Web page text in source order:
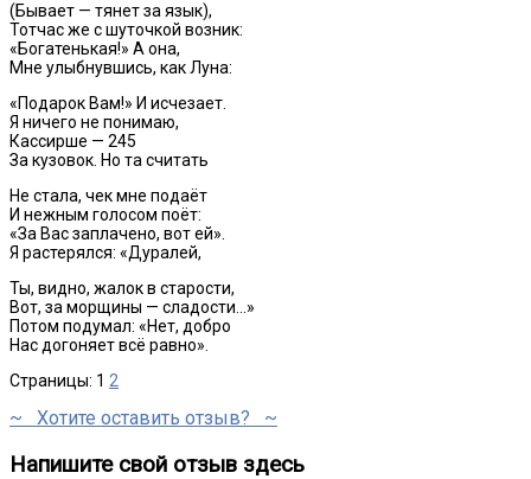
(Бывает — тянет за язык),
Тотчас же с шуточкой возник:
«Богатенькая!» А она,
Мне улыбнувшись, как Луна:
«Подарок Вам!» И исчезает.
Я ничего не понимаю,
Кассирше — 245
За кузовок. Но та считать
Не стала, чек мне подаёт
И нежным голосом поёт:
«За Вас заплачено, вот ей».
Я растерялся: «Дуралей,
Ты, видно, жалок в старости,
Вот, за морщины — сладости…»
Потом подумал: «Нет, добро
Нас догоняет всё равно».
Страницы: 1 2
~ Хотите оставить отзыв? ~
Напишите свой отзыв здесь